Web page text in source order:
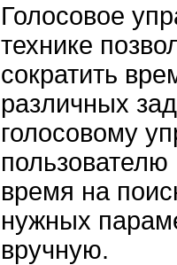
Голосовое
технике
сократить
различных
голосовому
пользователю
время на
нужных
вручную.